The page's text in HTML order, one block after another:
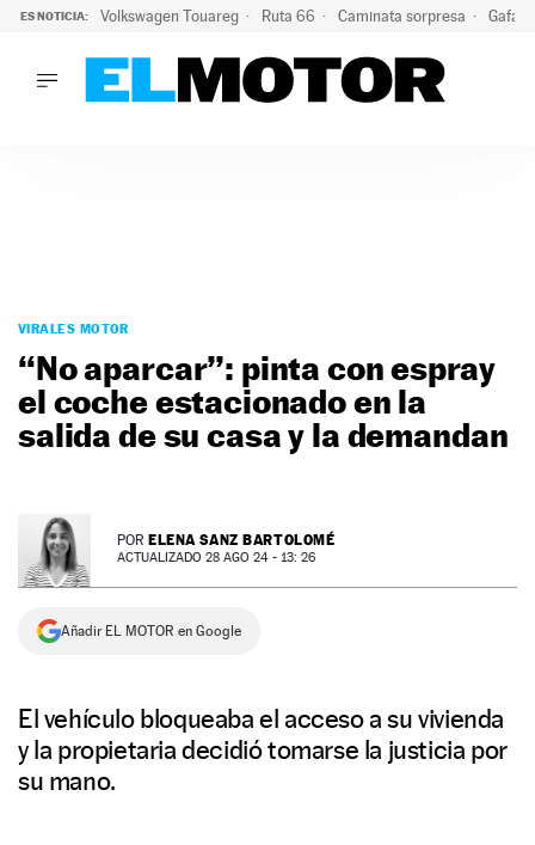
ES NOTICIA: Volkswagen Touareg Ruta 66 Caminata sorpresa Gafas
PODCAST
MOTOS
TECNOLOGÍA
SUPERCOCHES
SERVICIOS
NEWSLETTER
SÍGUENOS
VIRALES MOTOR
“No aparcar”: pinta con espray
el coche estacionado en la
salida de su casa y la demandan
POR ELENA SANZ BARTOLOMÉ
ACTUALIZADO 28 AGO 24 - 13: 26
Añadir EL MOTOR en Google
El vehículo bloqueaba el acceso a su vivienda
y la propietaria decidió tomarse la justicia por
su mano.